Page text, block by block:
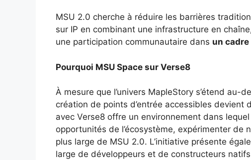
MSU 2.0 cherche à réduire les barrières
sur IP en combinant une infrastructure en
une participation communautaire dans un
Pourquoi MSU Space sur Verse8
À mesure que l’univers MapleStory s’étend au-
création de points d’entrée accessibles
avec Verse8 offre un environnement dans
opportunités de l’écosystème, expérimenter de
plus large de MSU 2.0. L’initiative présente
large de développeurs et de constructeurs